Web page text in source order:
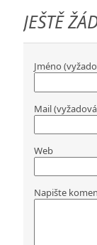
JEŠTĚ
Jméno
Mail
Web
Napište